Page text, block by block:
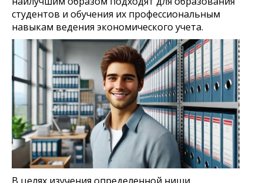
студентов и обучения их профессиональным
навыкам ведения экономического учета.